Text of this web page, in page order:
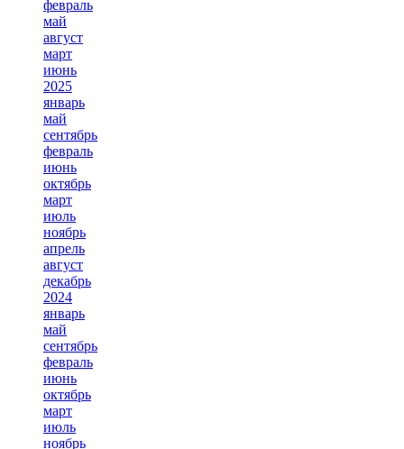
февраль
май
август
март
июнь
2025
январь
май
сентябрь
февраль
июнь
октябрь
март
июль
ноябрь
апрель
август
декабрь
2024
январь
май
сентябрь
февраль
июнь
октябрь
март
июль
ноябрь